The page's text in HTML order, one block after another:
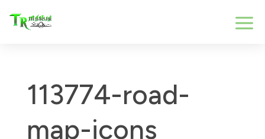
113774-road-
map-icons